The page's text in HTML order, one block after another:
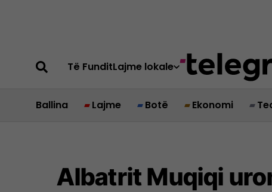
Të FunditLajme lokale
Ballina Lajme Botë Ekonomi
Albatrit Muqiqi